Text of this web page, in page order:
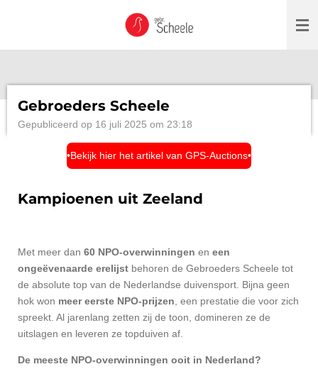
Gebroeders Scheele
Gepubliceerd op 16 juli 2025 om 23:18
•Bekijk hier het artikel van GPS-Auctions•
Kampioenen uit Zeeland
Met meer dan 60 NPO-overwinningen en een
ongeëvenaarde erelijst behoren de Gebroeders Scheele tot
de absolute top van de Nederlandse duivensport. Bijna geen
hok won meer eerste NPO-prijzen , een prestatie die voor zich
spreekt. Al jarenlang zetten zij de toon, domineren ze de
uitslagen en leveren ze topduiven af.
De meeste NPO-overwinningen ooit in Nederland?